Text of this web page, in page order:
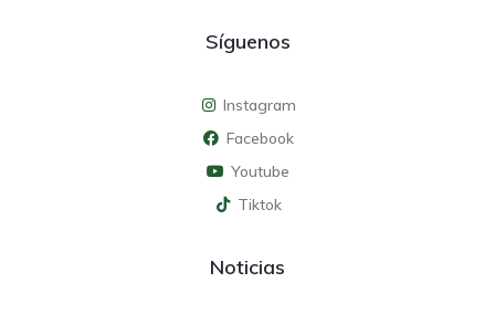
Síguenos
Instagram
Facebook
Youtube
Tiktok
Noticias